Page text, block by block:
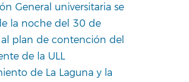
General universitaria se
la noche del 30 de
plan de contención del
de la ULL
de La Laguna y la